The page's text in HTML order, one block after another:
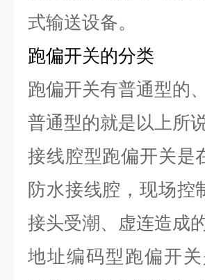
式输送设备。
跑偏开关的分类
跑偏开关有普通型的
普通型的就是以上所
接线腔型跑偏开关是
防水接线腔，现场控
接头受潮、虚连造成
地址编码型跑偏开